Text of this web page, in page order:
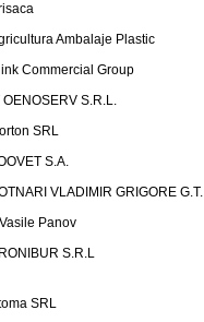
Ambalaje Plastic
Commercial Group
OENOSERV S.R.L.
SRL
S.A.
VLADIMIR GRIGORE G.T.
Panov
S.R.L
SRL